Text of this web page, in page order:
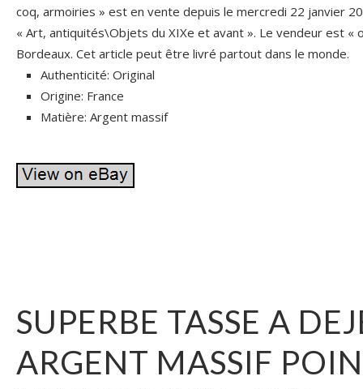
coq, armoiries » est en vente depuis le mercredi 22 janvier
« Art, antiquités\Objets du XIXe et avant ». Le vendeur est «
Bordeaux. Cet article peut être livré partout dans le monde.
Authenticité: Original
Origine: France
Matière: Argent massif
SUPERBE TASSE A
ARGENT MASSIF